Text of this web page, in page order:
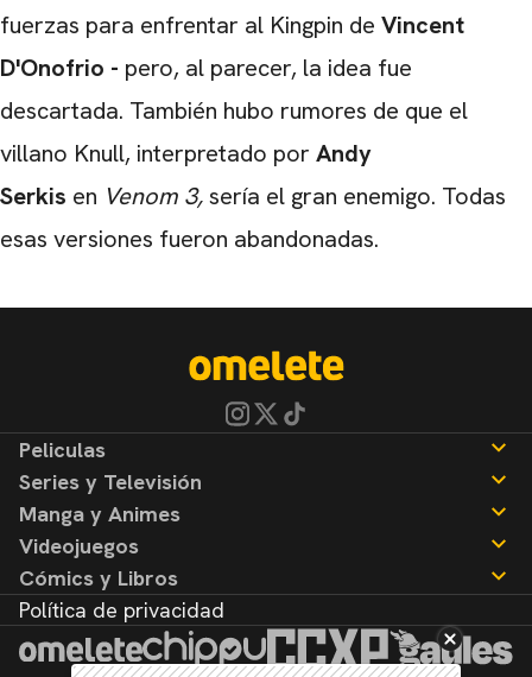
fuerzas para enfrentar al Kingpin de Vincent
D'Onofrio - pero, al parecer, la idea fue
descartada. También hubo rumores de que el
villano Knull, interpretado por Andy
Serkis en Venom 3,sería el gran enemigo. Todas
esas versiones fueron abandonadas.
Peliculas
Noticias
Reseñas
Series y Televisión
Noticias
Reseñas
Manga y Animes
Noticias
Reseñas
Videojuegos
Noticias
Reseñas
Cómics y Libros
Noticias
Reseñas
Política de privacidad